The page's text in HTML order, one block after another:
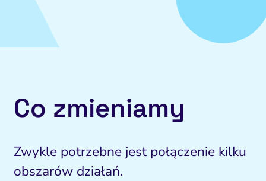
Co zmieniamy
Zwykle potrzebne jest połączenie kilku
obszarów działań.